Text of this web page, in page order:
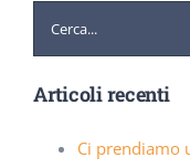
Articoli recenti
Ci prendiamo